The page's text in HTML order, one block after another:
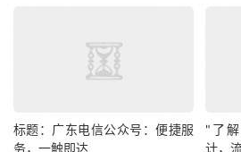
标题：广东电信公众号：便捷服
务，一触即达
"了
计，